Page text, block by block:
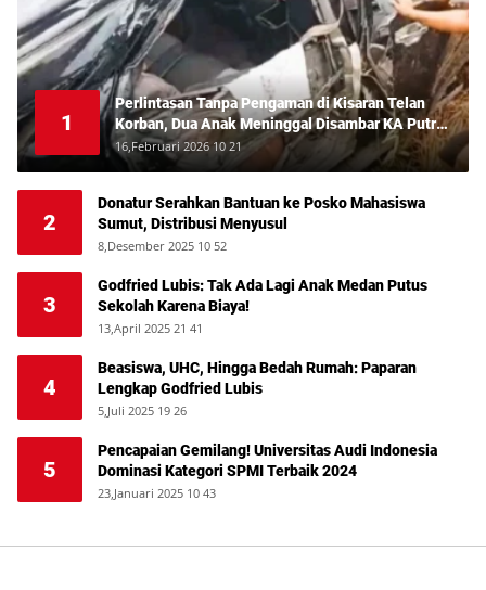
1
Perlintasan Tanpa Pengaman di Kisaran Telan
Korban, Dua Anak Meninggal Disambar KA Putri
Deli
16,Februari 2026 10 21
2
Donatur Serahkan Bantuan ke Posko Mahasiswa
Sumut, Distribusi Menyusul
8,Desember 2025 10 52
3
Godfried Lubis: Tak Ada Lagi Anak Medan Putus
Sekolah Karena Biaya!
13,April 2025 21 41
4
Beasiswa, UHC, Hingga Bedah Rumah: Paparan
Lengkap Godfried Lubis
5,Juli 2025 19 26
5
Pencapaian Gemilang! Universitas Audi Indonesia
Dominasi Kategori SPMI Terbaik 2024
23,Januari 2025 10 43